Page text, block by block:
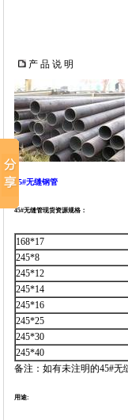
产 品 说 明
45#无缝钢管
45#无缝管现货资源规格：
168*17
245*8
245*12
245*14
245*16
245*25
245*30
245*40
备注：如有未注明的45#
用途: